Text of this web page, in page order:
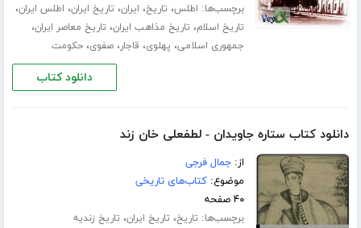
برچسب‌ها: اطلس، تاریخ، ایران، تاریخ ایران، اطلس ایران،
تاریخ اسلام، تاریخ مذاهب ایران، تاریخ معاصر ایران،
جمهوری اسلامی، پهلوی، قاجار،صفوی،حکومت
دانلود کتاب
دانلود کتاب ستاره جاویدان - لطفعلی خان زند
از:جمال فرجی
موضوع:کتاب‌های تاریخی
۴۰ صفحه
برچسب‌ها: تاریخ، تاریخ ایران، تاریخ زندیه